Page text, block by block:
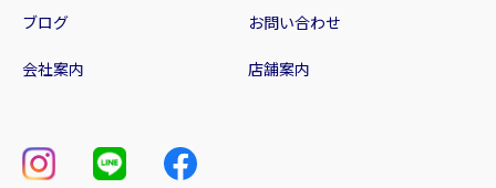
ブログ
会社案内 店舗案内
お問い合わせ